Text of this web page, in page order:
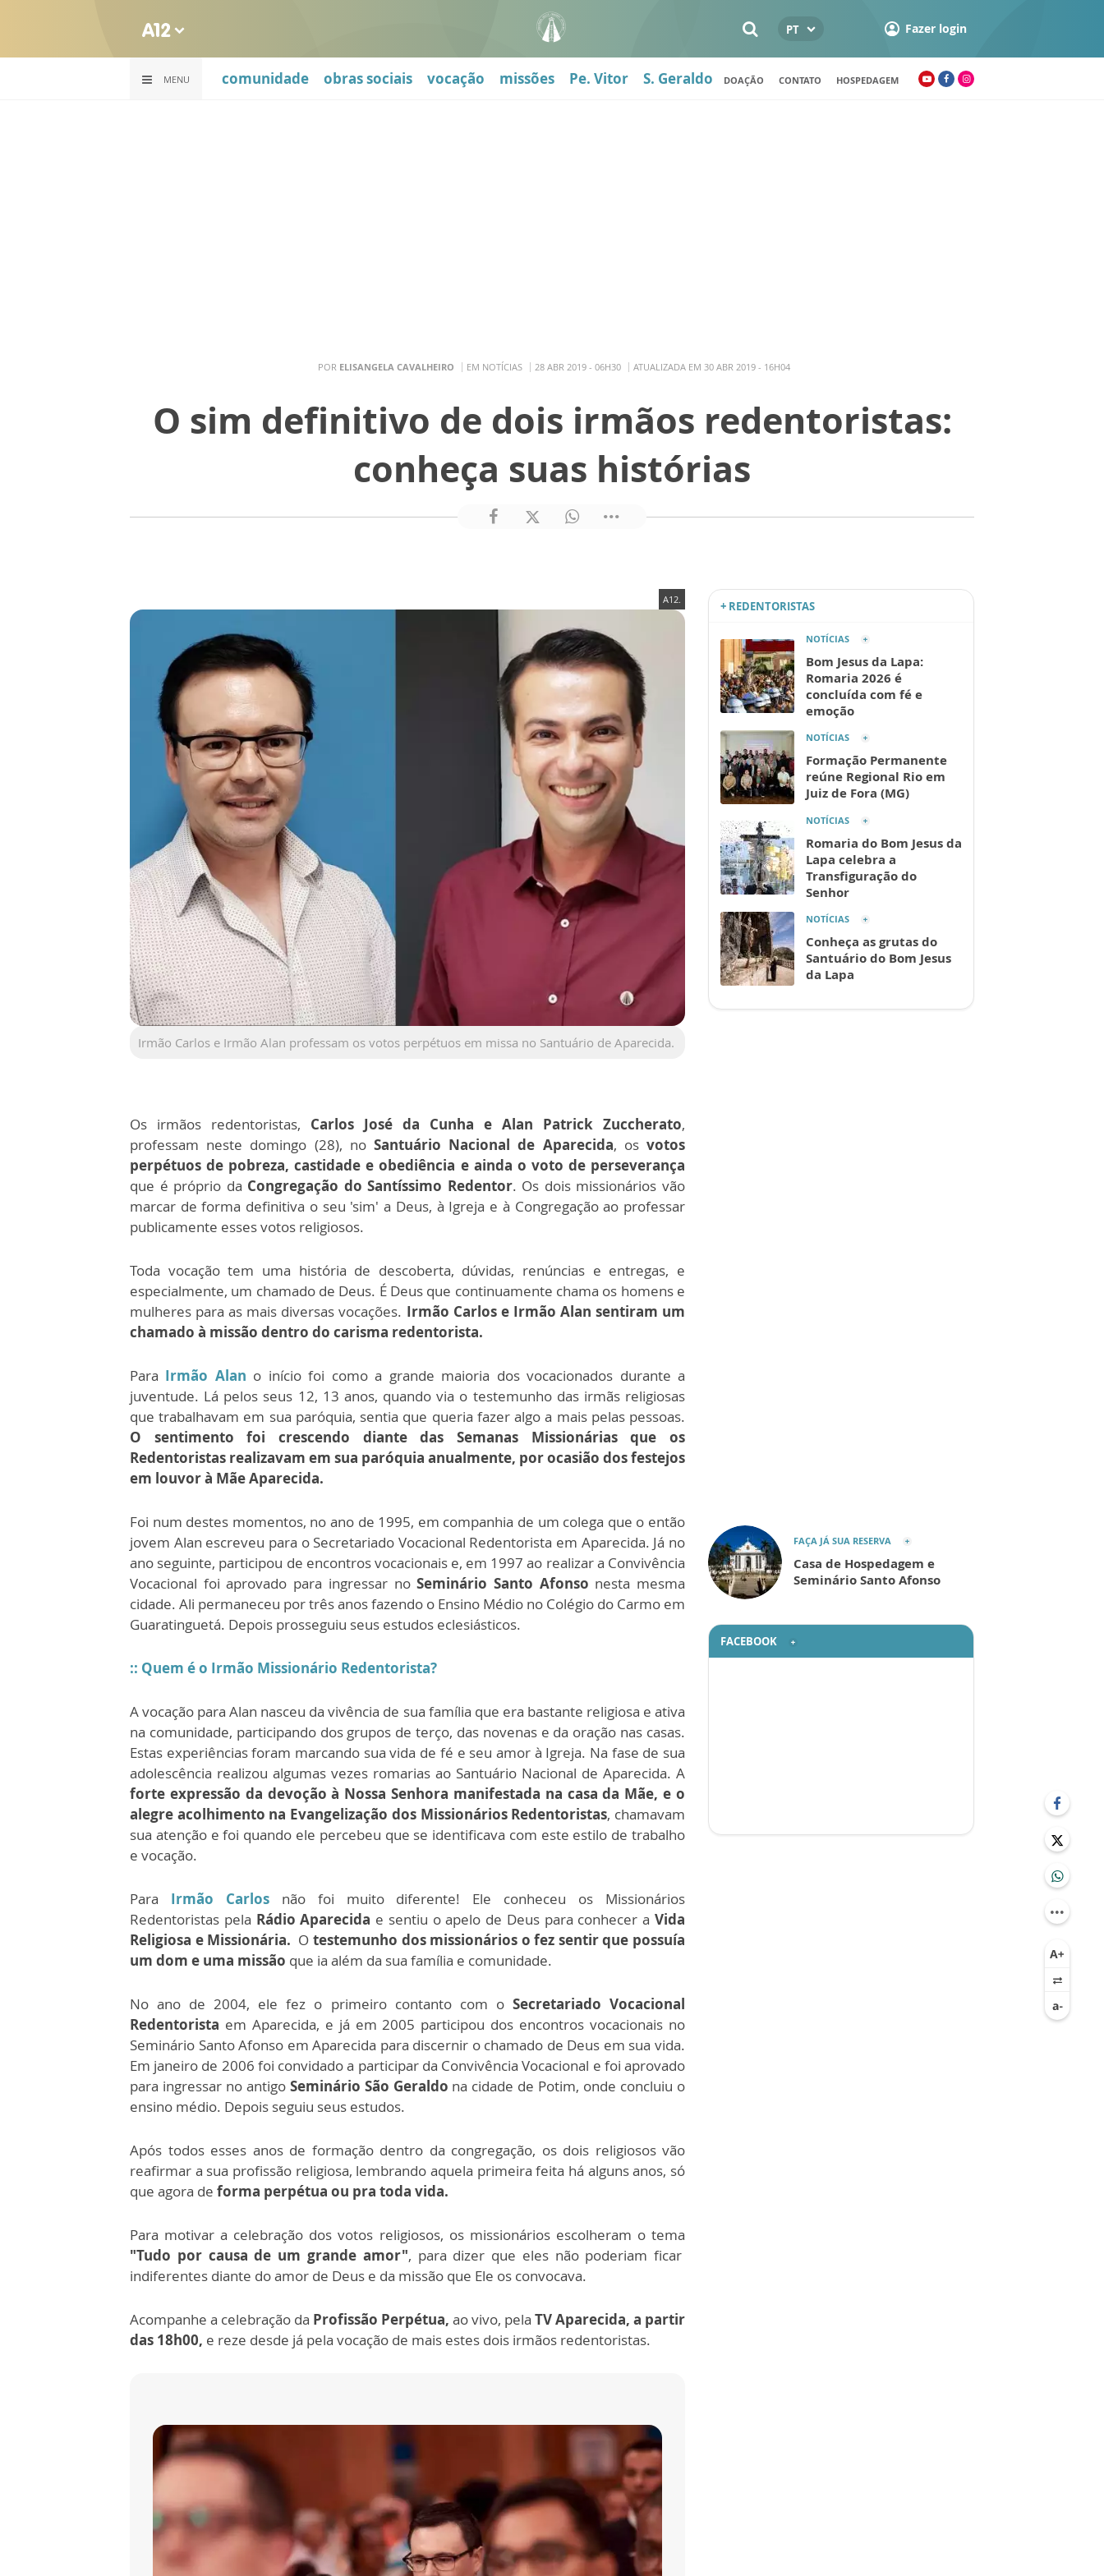
PT Fazer login
MENU comunidade obras sociais vocação missões Pe. Vitor S. Geraldo DOAÇÃO CONTATO HOSPEDAGEM
POR ELISANGELA CAVALHEIRO EM NOTÍCIAS 28 ABR 2019 - 06H30 ATUALIZADA EM 30 ABR 2019 - 16H04
O sim definitivo de dois irmãos redentoristas:
conheça suas histórias
A12.
Irmão Carlos e Irmão Alan professam os votos perpétuos em missa no Santuário de Aparecida.
Os irmãos redentoristas, Carlos José da Cunha e Alan Patrick Zuccherato,
professam neste domingo (28), no Santuário Nacional de Aparecida, osvotos
perpétuos de pobreza, castidade e obediência e ainda o voto de perseverança
que é próprio da Congregação do Santíssimo Redentor. Os dois missionários vão
marcar de forma definitiva o seu 'sim' a Deus, à Igreja e à Congregação ao professar
publicamente esses votos religiosos.
Toda vocação tem uma história de descoberta, dúvidas, renúncias e entregas, e
especialmente, um chamado de Deus. É Deus que continuamente chama os homens e
mulheres para as mais diversas vocações. Irmão Carlos e Irmão Alan sentiram um
chamado à missão dentro do carisma redentorista.
Para Irmão Alan o início foi como a grande maioria dos vocacionados durante a
juventude. Lá pelos seus 12, 13 anos, quando via o testemunho das irmãs religiosas
que trabalhavam em sua paróquia, sentia que queria fazer algo a mais pelas pessoas.
O sentimento foi crescendo diante das Semanas Missionárias que os
Redentoristas realizavam em sua paróquia anualmente, por ocasião dos festejos
em louvor à Mãe Aparecida.
Foi num destes momentos, no ano de 1995, em companhia de um colega que o então
jovem Alan escreveu para o Secretariado Vocacional Redentorista em Aparecida. Já no
ano seguinte, participou de encontros vocacionais e, em 1997 ao realizar a Convivência
Vocacional foi aprovado para ingressar noSeminário Santo Afonso nesta mesma
cidade. Ali permaneceu por três anos fazendo o Ensino Médio no Colégio do Carmo em
Guaratinguetá. Depois prosseguiu seus estudos eclesiásticos.
:: Quem é o Irmão Missionário Redentorista?
A vocação para Alan nasceu da vivência de sua família que era bastante religiosa e ativa
na comunidade, participando dos grupos de terço, das novenas e da oração nas casas.
Estas experiências foram marcando sua vida de fé e seu amor à Igreja. Na fase de sua
adolescência realizou algumas vezes romarias ao Santuário Nacional de Aparecida. A
forte expressão da devoção à Nossa Senhora manifestada na casa da Mãe, e o
alegre acolhimento na Evangelização dos Missionários Redentoristas, chamavam
sua atenção e foi quando ele percebeu que se identificava com este estilo de trabalho
e vocação.
Para Irmão Carlos
não foi muito diferente! Ele conheceu os Missionários
Redentoristas pela Rádio Aparecida e sentiu o apelo de Deus para conhecer aVida
Religiosa e Missionária. O testemunho dos missionários o fez sentir que possuía
um dom e uma missão que ia além da sua família e comunidade.
No ano de 2004, ele fez o primeiro contanto com o Secretariado Vocacional
Redentorista em Aparecida, e já em 2005 participou dos encontros vocacionais no
Seminário Santo Afonso em Aparecida para discernir o chamado de Deus em sua vida.
Em janeiro de 2006 foi convidado a participar da Convivência Vocacional e foi aprovado
para ingressar no antigo Seminário São Geraldo na cidade de Potim, onde concluiu o
ensino médio. Depois seguiu seus estudos.
Após todos esses anos de formação dentro da congregação, os dois religiosos vão
reafirmar a sua profissão religiosa, lembrando aquela primeira feita há alguns anos, só
que agora de forma perpétua ou pra toda vida.
Para motivar a celebração dos votos religiosos, os missionários escolheram o tema
"Tudo por causa de um grande amor", para dizer que eles não poderiam ficar
indiferentes diante do amor de Deus e da missão que Ele os convocava.
Acompanhe a celebração da Profissão Perpétua, ao vivo, pela TV Aparecida, a partir
das 18h00, e reze desde já pela vocação de mais estes dois irmãos redentoristas.
FAÇA JÁ SUA RESERVA
Casa de Hospedagem e
Seminário Santo Afonso
+ REDENTORISTAS
NOTÍCIAS
Bom Jesus da Lapa:
Romaria 2026 é
concluída com fé e
emoção
NOTÍCIAS
Formação Permanente
reúne Regional Rio em
Juiz de Fora (MG)
NOTÍCIAS
Romaria do Bom Jesus da
Lapa celebra a
Transfiguração do
Senhor
NOTÍCIAS
Conheça as grutas do
Santuário do Bom Jesus
da Lapa
FACEBOOK